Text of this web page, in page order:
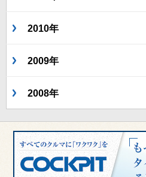
2010年
2009年
2008年